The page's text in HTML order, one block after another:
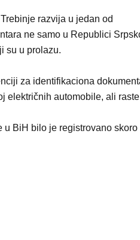
razvija u jedan od
ne samo u Republici
su u prolazu.
za identifikaciona
električnih automobile, ali
u BiH bilo je registrovano